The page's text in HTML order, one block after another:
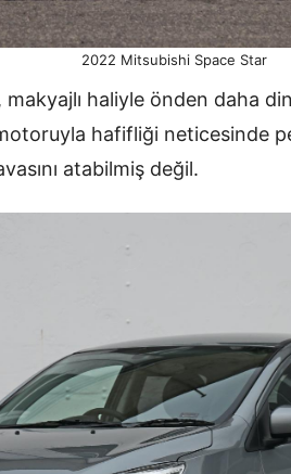
2022 Mitsubishi Space Star
haliyle önden daha
hafifliği neticesinde
atabilmiş değil.